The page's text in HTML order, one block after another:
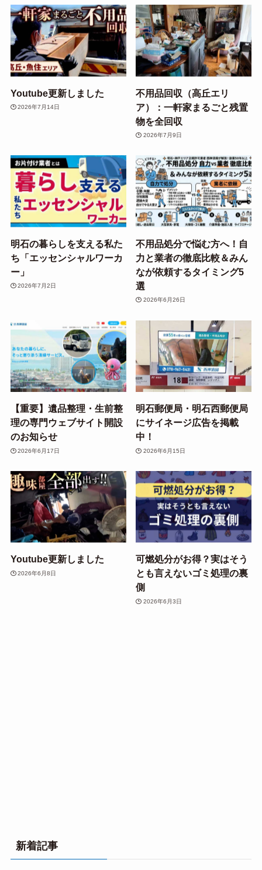
Youtube更新しました
2026年7月14日
不用品回収（高丘エリ
ア）：一軒家まるごと残置
物を全回収
2026年7月9日
明石の暮らしを支える私た
ち「エッセンシャルワーカ
ー」
2026年7月2日
不用品処分で悩む方へ！自
力と業者の徹底比較＆みん
なが依頼するタイミング5
選
2026年6月26日
【重要】遺品整理・生前整
理の専門ウェブサイト開設
のお知らせ
2026年6月17日
明石郵便局・明石西郵便局
にサイネージ広告を掲載
中！
2026年6月15日
Youtube更新しました
2026年6月8日
可燃処分がお得？実はそう
とも言えないゴミ処理の裏
側
2026年6月3日
新着記事